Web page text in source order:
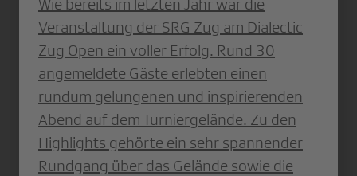
Wie bereits im letzten Jahr war die
Veranstaltung der SRG Zug am Dialectic
Zug Open ein voller Erfolg. Rund 30
angemeldete Gäste erlebten einen
rundum gelungenen und inspirierenden
Abend auf dem Turniergelände. Zu den
Highlights gehörte ein sehr spannender
Rundgang über das Gelände sowie die